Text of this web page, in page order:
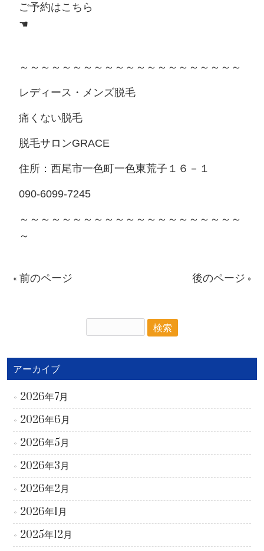
ご予約はこちら
☚
～～～～～～～～～～～～～～～～～～～～～
レディース・メンズ脱毛
痛くない脱毛
脱毛サロンGRACE
住所：西尾市一色町一色東荒子１６－１
090-6099-7245
～～～～～～～～～～～～～～～～～～～～～
～
« 前のページ 後のページ »
アーカイブ
2026年7月
2026年6月
2026年5月
2026年3月
2026年2月
2026年1月
2025年12月